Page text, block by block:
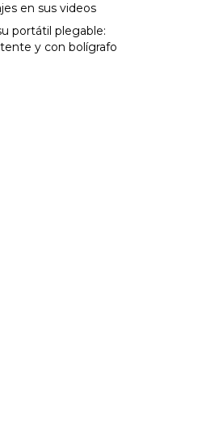
en sus videos
portátil plegable:
y con bolígrafo